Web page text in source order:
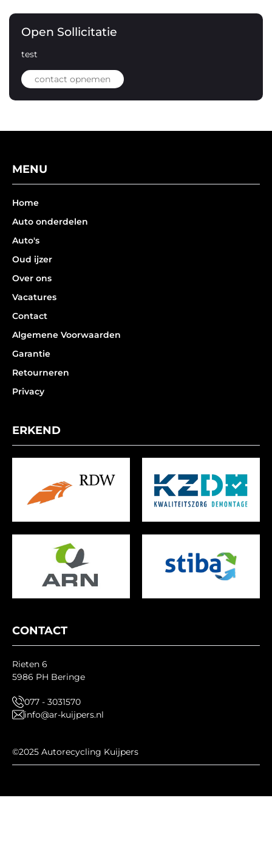
Open Sollicitatie
test
contact opnemen
MENU
Home
Auto onderdelen
Auto's
Oud ijzer
Over ons
Vacatures
Contact
Algemene Voorwaarden
Garantie
Retourneren
Privacy
ERKEND
CONTACT
Rieten 6
5986 PH Beringe
077 - 3031570
info@ar-kuijpers.nl
©2025 Autorecycling Kuijpers